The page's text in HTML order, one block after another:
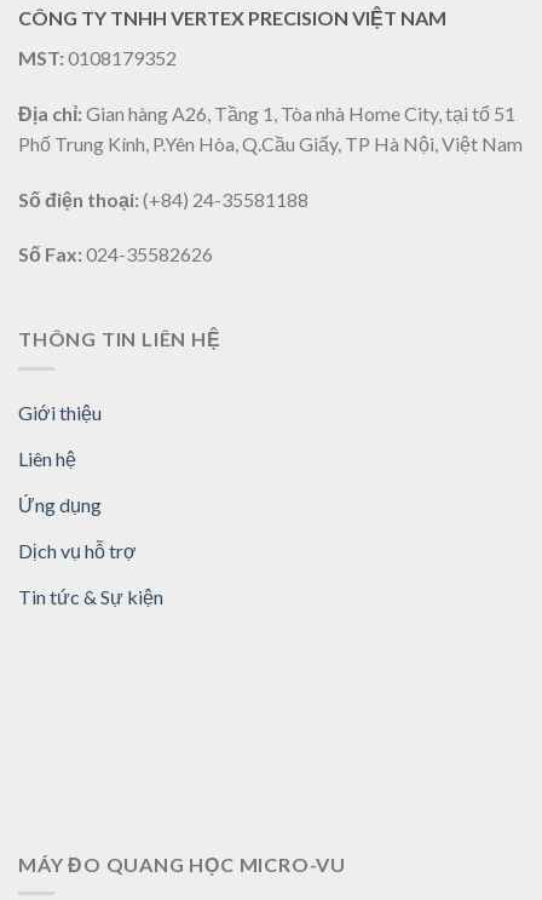
CÔNG TY TNHH VERTEX PRECISION VIỆT NAM
MST: 0108179352
Địa chỉ: Gian hàng A26, Tầng 1, Tòa nhà Home City, tại tổ 51
Phố Trung Kính, P.Yên Hòa, Q.Cầu Giấy, TP Hà Nội, Việt Nam
Số điện thoại: (+84) 24-35581188
Số Fax: 024-35582626
THÔNG TIN LIÊN HỆ
Giới thiệu
Liên hệ
Ứng dụng
Dịch vụ hỗ trợ
Tin tức & Sự kiện
MÁY ĐO QUANG HỌC MICRO-VU